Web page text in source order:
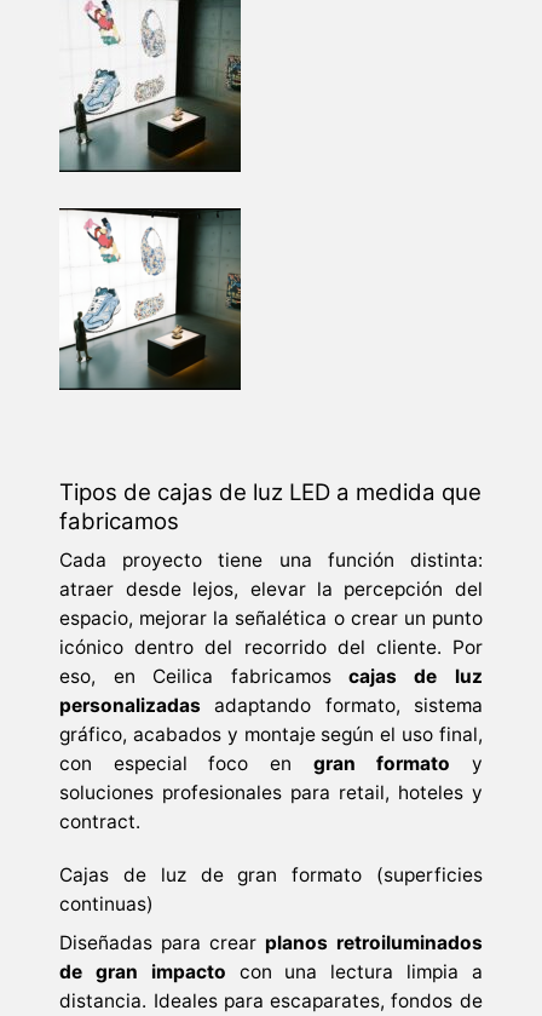
Tipos de cajas de luz LED a medida que
fabricamos
Cada proyecto tiene una función distinta:
atraer desde lejos, elevar la percepción del
espacio, mejorar la señalética o crear un punto
icónico dentro del recorrido del cliente. Por
eso, en Ceilica fabricamos cajas de luz
personalizadas adaptando formato, sistema
gráfico, acabados y montaje según el uso final,
con especial foco en gran formato y
soluciones profesionales para retail, hoteles y
contract.
Cajas de luz de gran formato (superficies
continuas)
Diseñadas para crear planos retroiluminados
de gran impacto con una lectura limpia a
distancia. Ideales para escaparates, fondos de